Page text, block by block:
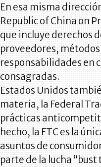
En esa misma
Republic of China on
que incluye derechos
proveedores,
responsabilidades en
consagradas.
Estados Unidos
materia, la Federal
prácticas
hecho, la FTC es la
asuntos de
parte de la lucha “bust